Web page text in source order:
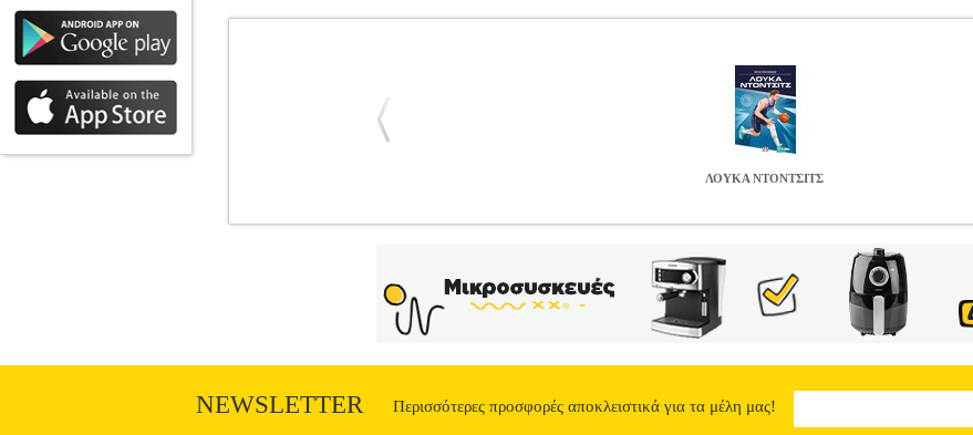
ΛΟΥΚΑ ΝΤΟΝΤΣΙΤΣ
Κατηγορία: ΠΑΙΔΙΚΗ ΒΙΒΛΙΟΘΗΚΗ •OLDFIELD MATT, OLDFIELD TOM στην
01-6074-1 Συγγραφέας: OLDFIELD MATT, OLDFIELD TOM Εκδοτικός οίκος: ΨΥΧΟΓΙΟΣ
ΕΡΡΙΚΑ Σελίδες: 160 Διαστάσεις: 14Χ21 Ημερομηνία Έκδοσης: Ιούλιος 2025 Παίκτες που
καρφώματά τους, τα εξωπραγματικά τρίποντά τους και την άγρια αποφασιστικότητά τους. Παίκτες που
πολύτιμα μαθήματα ζωής. Ένας από αυτούς είναι και ο Λούκα Ντόντσιτς, ίσως ο κορυφαίος Ευρωπαίος
NEWSLETTER Περισσότερες προσφορές αποκλειστικά για τα μέλη μας!